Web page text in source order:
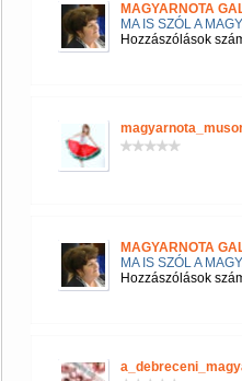
MAGYARNOTA
MA IS SZÓL A
Hozzászólások
MAGYARNOTA
MA IS SZÓL A
Hozzászólások